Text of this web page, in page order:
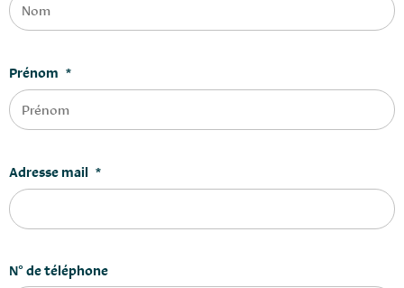
Prénom *
Adresse mail *
N° de téléphone